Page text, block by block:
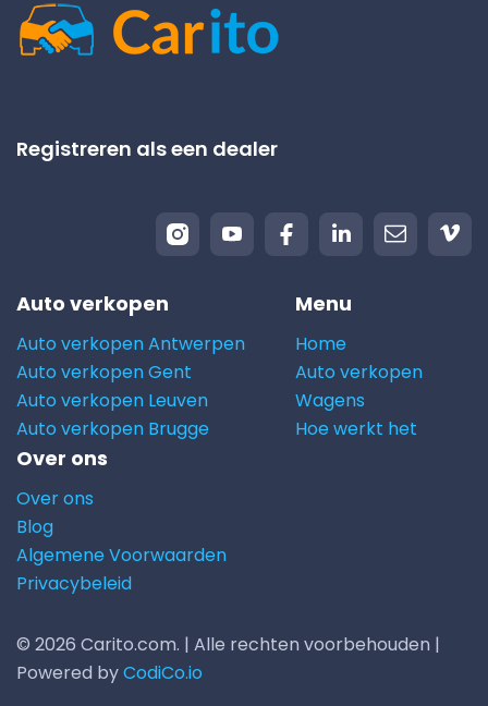
Registreren als een dealer
Auto verkopen
Auto verkopen Antwerpen
Auto verkopen Gent
Auto verkopen Leuven
Auto verkopen Brugge
Menu
Home
Auto verkopen
Wagens
Hoe werkt het
Over ons
Over ons
Blog
Algemene Voorwaarden
Privacybeleid
© 2026 Carito.com. | Alle rechten voorbehouden |
Powered byCodiCo.io